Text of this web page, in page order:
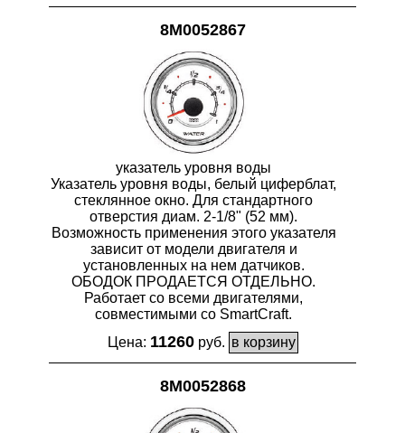
8M0052867
указатель уровня воды
Указатель уровня воды, белый циферблат,
стеклянное окно. Для стандартного
отверстия диам. 2-1/8" (52 мм).
Возможность применения этого указателя
зависит от модели двигателя и
установленных на нем датчиков.
ОБОДОК ПРОДАЕТСЯ ОТДЕЛЬНО.
Работает со всеми двигателями,
совместимыми со SmartCraft.
Цена: 11260руб.
8M0052868